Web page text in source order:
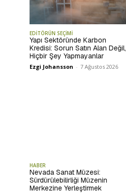
EDİTÖRÜN SEÇİMİ
Yapı Sektöründe Karbon
Kredisi: Sorun Satın Alan Değil,
Hiçbir Şey Yapmayanlar
Ezgi Johansson - 7 Ağustos 2026
HABER
Nevada Sanat Müzesi:
Sürdürülebilirliği Müzenin
Merkezine Yerleştirmek